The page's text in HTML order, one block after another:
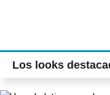
Los looks